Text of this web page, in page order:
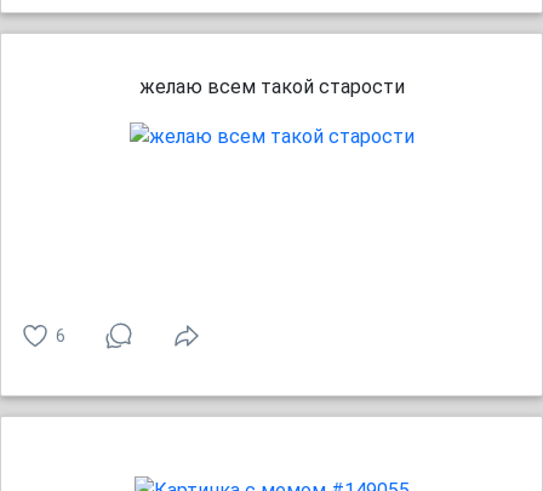
желаю всем такой старости
6